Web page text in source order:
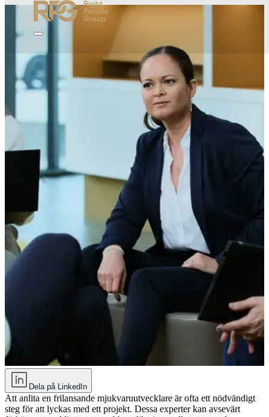
En snabbguide för att anlita rätt frilansande mjukvaruutvecklare
Dela på LinkedIn
Att anlita en frilansande mjukvaruutvecklare är ofta ett nödvändigt
steg för att lyckas med ett projekt. Dessa experter kan avsevärt